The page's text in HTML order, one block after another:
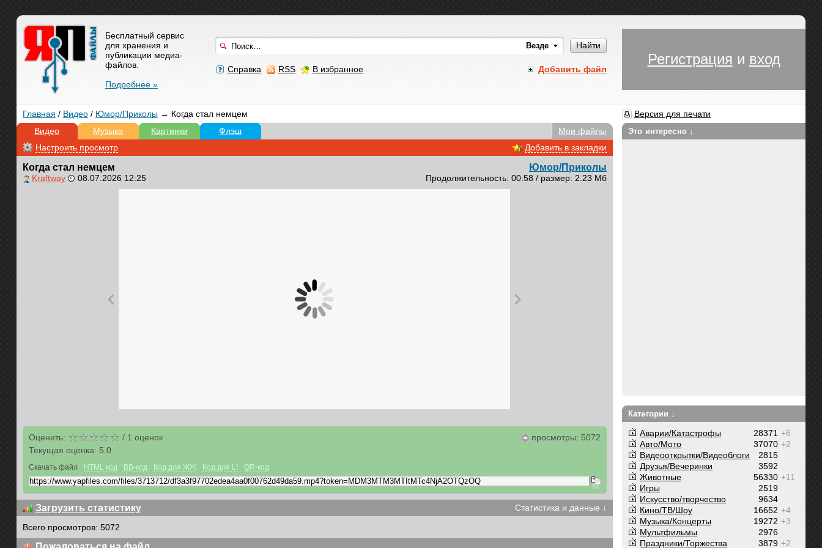
Найти
Добавить файл
Справка RSS В избранное
Бесплатный сервис
для хранения и
публикации медиа-
файлов.
Подробнее »
Регистрация и вход
Главная / Видео/ Юмор/Приколы→ Когда стал немцем
Версия для печати
Видео
Музыка Картинки Флэш
Мои файлы
Настроить просмотр
Добавить в закладки
Когда стал немцем
Kraftway 08.07.2026 12:25
Юмор/Приколы
Продолжительность: 00:58 / размер: 2.23 Мб
Оценить: / 1 оценок
Текущая оценка: 5.0
просмотры: 5072
Скачать файл HTML код BB-код Код для ЖЖ Код для LI QR-код
Загрузить статистику
Статистика и данные ↓
Всего просмотров: 5072
Это интересно ↓
Категории ↓
+6
28371
Аварии/Катастрофы
+2
37070
Авто/Мото
2815
Видеооткрытки/Видеоблоги
3592
Друзья/Вечеринки
+11
56330
Животные
2519
Игры
9634
Искусство/творчество
+4
16652
Кино/ТВ/Шоу
+3
19272
Музыка/Концерты
2976
Мультфильмы
+2
3879
Праздники/Торжества